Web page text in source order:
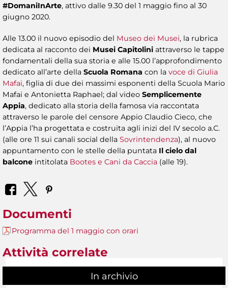
#DomaniInArte, attivo dalle 9.30 del 1 maggio fino al 30
giugno 2020.
Alle 13.00 il nuovo episodio del Museo dei Musei, la rubrica
dedicata al racconto dei Musei Capitolini attraverso le tappe
fondamentali della sua storia e alle 15.00 l’approfondimento
dedicato all’arte della Scuola Romana con la voce di Giulia
Mafai, figlia di due dei massimi esponenti della Scuola Mario
Mafai e Antonietta Raphael; dal video Semplicemente
Appia, dedicato alla storia della famosa via raccontata
attraverso le parole del censore Appio Claudio Cieco, che
l’Appia l’ha progettata e costruita agli inizi del IV secolo a.C.
(alle ore 11 sui canali social della Sovrintendenza), al nuovo
appuntamento con le stelle della puntata Il cielo dal
balcone intitolata Bootes e Cani da Caccia (alle 19).
Documenti
Programma del 1 maggio con orari
Attività correlate
In archivio